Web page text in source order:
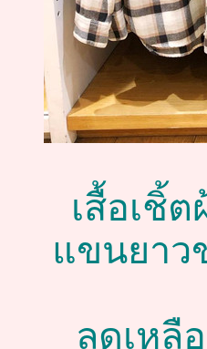
เสื้อเชิ้
แขนยาว
ลดเหลื